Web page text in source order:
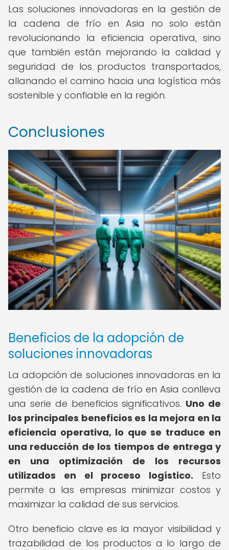
Las soluciones innovadoras en la gestión de
la cadena de frío en Asia no solo están
revolucionando la eficiencia operativa, sino
que también están mejorando la calidad y
seguridad de los productos transportados,
allanando el camino hacia una logística más
sostenible y confiable en la región.
Conclusiones
Beneficios de la adopción de
soluciones innovadoras
La adopción de soluciones innovadoras en la
gestión de la cadena de frío en Asia conlleva
una serie de beneficios significativos. Uno de
los principales beneficios es la mejora en la
eficiencia operativa, lo que se traduce en
una reducción de los tiempos de entrega y
en una optimización de los recursos
utilizados en el proceso logístico. Esto
permite a las empresas minimizar costos y
maximizar la calidad de sus servicios.
Otro beneficio clave es la mayor visibilidad y
trazabilidad de los productos a lo largo de